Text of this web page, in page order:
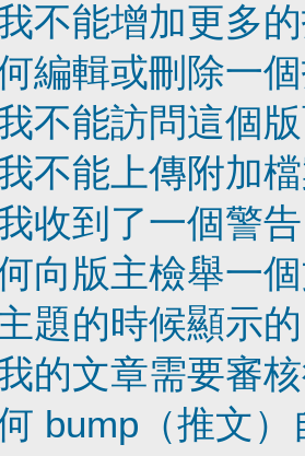
不能增加更多
編輯或刪除一
不能訪問這個
不能上傳附加
收到了一個警
向版主檢舉一
題的時候顯示
的文章需要審
bump（推文